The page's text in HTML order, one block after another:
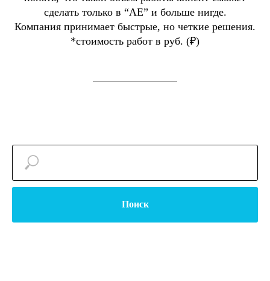
сделать только в “АЕ” и больше нигде.
Компания принимает быстрые, но четкие решения.
*стоимость работ в руб. (₽)
Поиск